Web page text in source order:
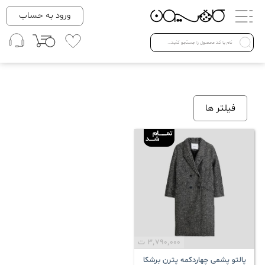
دسته بندی ها
Open submenu ( لباس زنانه )
لباس زنانه
Open submenu ( لباس کودک )
لباس کودک
فروش ویژه
ورود به حساب
فیلتر ها
3٬790٬000 ت
پالتو پشمی چهاردکمه پترن برشکا